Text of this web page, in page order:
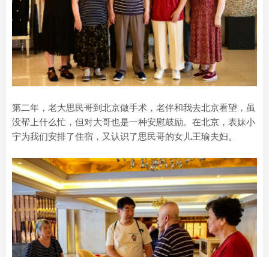
第二年，老大思民哥到北京做手术，老伴和我去北京看望，虽
没帮上什么忙，但对大哥也是一种安慰鼓励。在北京，表妹小
宇为我们安排了住宿，又认识了思民哥的女儿王瑜夫妇。